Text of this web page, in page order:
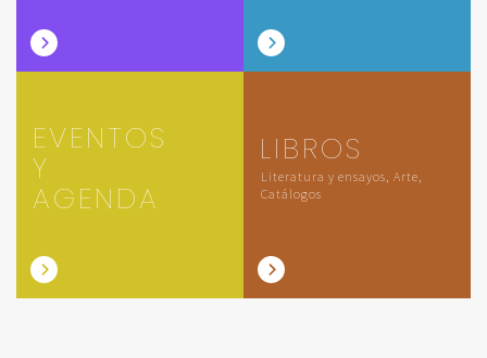
EVENTOS
Y
AGENDA
LIBROS
Literatura y ensayos, Arte,
Catálogos